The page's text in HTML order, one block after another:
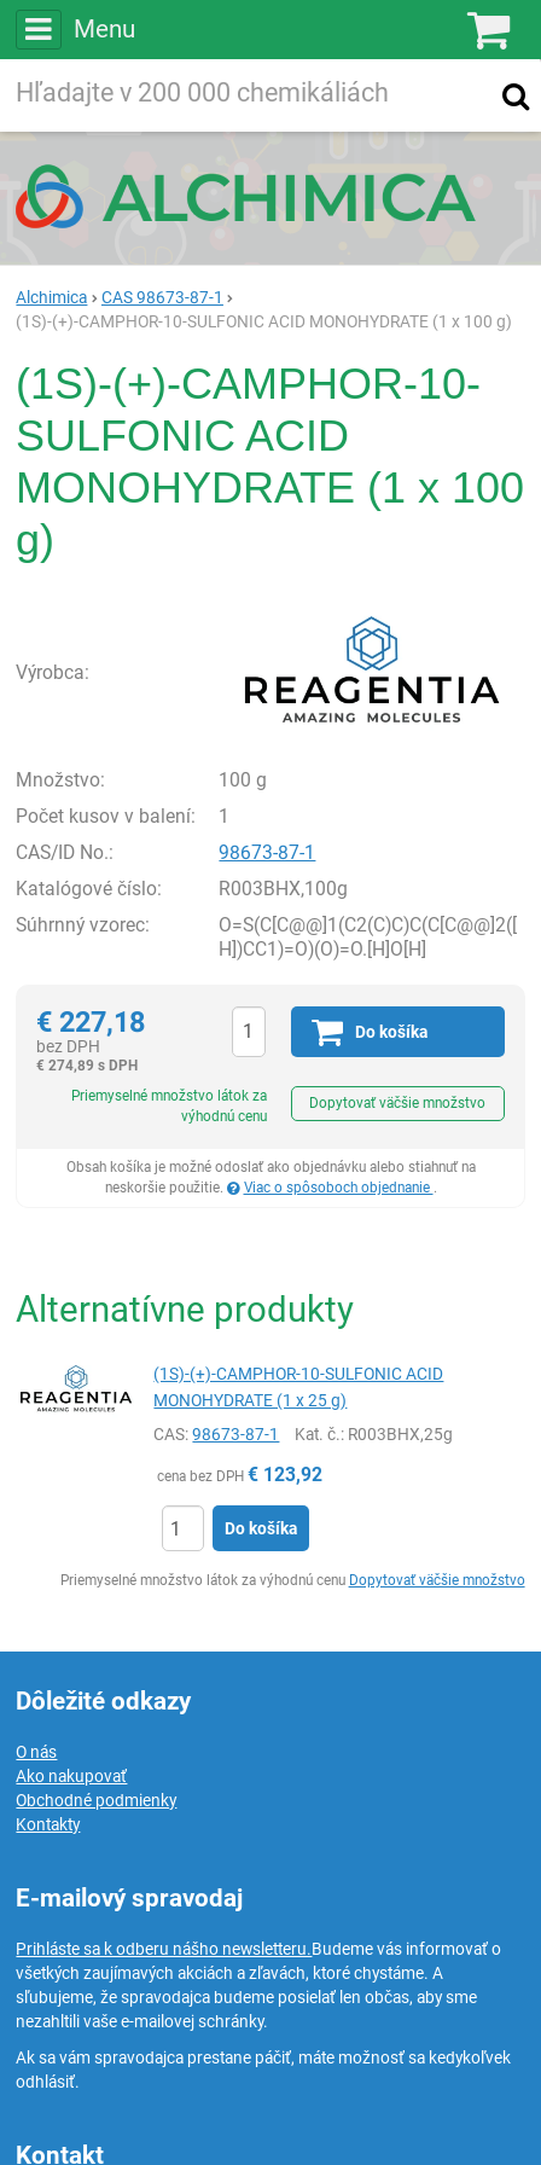
Menu
Vyhľadávanie
Alchimica
CAS 98673-87-1
(1S)-(+)-CAMPHOR-10-SULFONIC ACID MONOHYDRATE (1 x 100 g)
(1S)-(+)-CAMPHOR-10-
SULFONIC ACID
MONOHYDRATE (1 x 100
g)
Výrobca:
Množstvo:
100 g
Počet kusov v balení:
1
CAS/ID No.:
98673-87-1
Katalógové číslo:
R003BHX,100g
Súhrnný vzorec:
O=S(C[C@@]1(C2(C)C)C(C[C@@]2([
H])CC1)=O)(O)=O.[H]O[H]
€ 227,18
bez DPH
€ 274,89 s DPH
Do košíka
Priemyselné množstvo látok za
výhodnú cenu
Dopytovať väčšie množstvo
Obsah košíka je možné odoslať ako objednávku alebo stiahnuť na
neskoršie použitie.
Viac o spôsoboch objednanie .
Alternatívne produkty
(1S)-(+)-CAMPHOR-10-SULFONIC ACID
MONOHYDRATE (1 x 25 g)
CAS:98673-87-1 Kat. č.: R003BHX,25g
cena bez DPH € 123,92
Do košíka
Priemyselné množstvo látok za výhodnú cenu Dopytovať väčšie množstvo
Dôležité odkazy
O nás
Ako nakupovať
Obchodné podmienky
Kontakty
E-mailový spravodaj
Prihláste sa k odberu nášho newsletteru.Budeme vás informovať o
všetkých zaujímavých akciách a zľavách, ktoré chystáme. A
sľubujeme, že spravodajca budeme posielať len občas, aby sme
nezahltili vaše e-mailovej schránky.
Ak sa vám spravodajca prestane páčiť, máte možnosť sa kedykoľvek
odhlásiť.
Kontakt